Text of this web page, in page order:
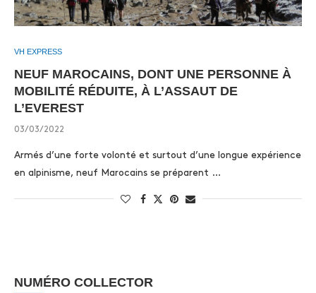
VH EXPRESS
NEUF MAROCAINS, DONT UNE PERSONNE À
MOBILITÉ RÉDUITE, À L’ASSAUT DE
L’EVEREST
03/03/2022
Armés d’une forte volonté et surtout d’une longue expérience
en alpinisme, neuf Marocains se préparent …
NUMÉRO COLLECTOR